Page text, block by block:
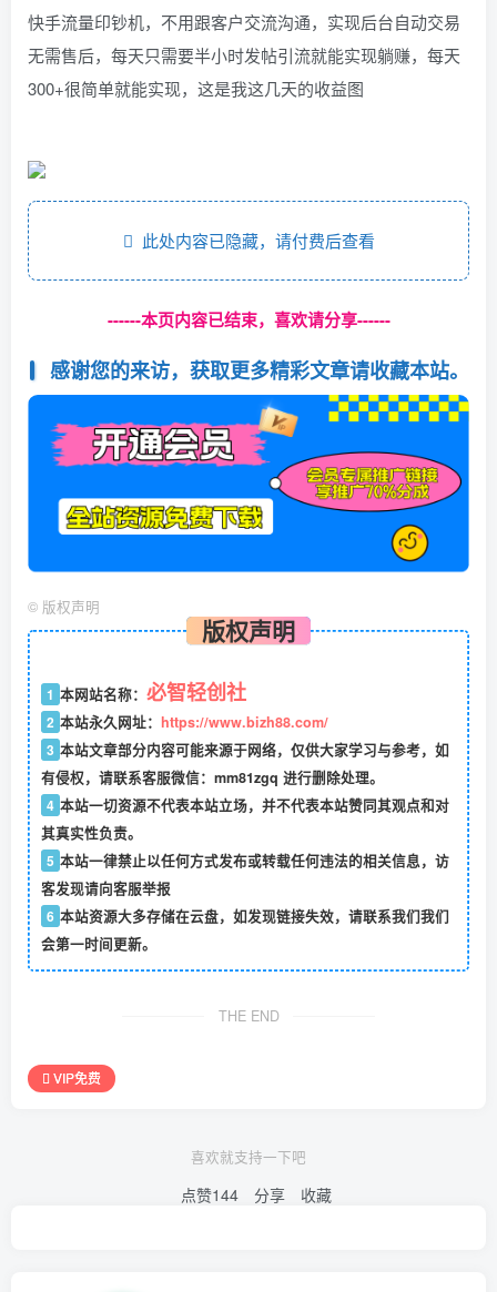
快手流量印钞机，不用跟客户交流沟通，实现后台自动交易
无需售后，每天只需要半小时发帖引流就能实现躺赚，每天
300+很简单就能实现，这是我这几天的收益图
此处内容已隐藏，请付费后查看
------本页内容已结束，喜欢请分享------
感谢您的来访，获取更多精彩文章请收藏本站。
© 版权声明
版权声明
1 本网站名称： 必智轻创社
2 本站永久网址： https://www.bizh88.com/
3 本站文章部分内容可能来源于网络，仅供大家学习与参考，如
有侵权，请联系客服微信：mm81zgq 进行删除处理。
4 本站一切资源不代表本站立场，并不代表本站赞同其观点和对
其真实性负责。
5 本站一律禁止以任何方式发布或转载任何违法的相关信息，访
客发现请向客服举报
6 本站资源大多存储在云盘，如发现链接失效，请联系我们我们
会第一时间更新。
THE END
VIP免费
喜欢就支持一下吧
点赞144 分享 收藏